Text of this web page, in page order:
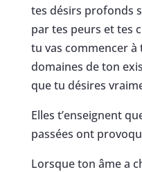
tes désirs profonds
par tes peurs et tes
tu vas commencer à
domaines de ton
que tu désires
Elles t’enseignent
passées ont
Lorsque ton âme a